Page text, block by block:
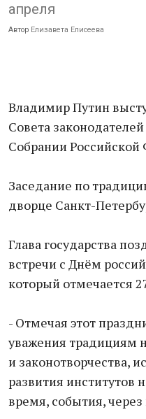
апреля
Автор Елизавета Елисеева
Владимир Путин
Совета
Собрании
Заседание по
дворце Санкт-
Глава государства
встречи с Днём
который отмечается
- Отмечая этот
уважения традициям
и законотворчества,
развития институтов
время, события,